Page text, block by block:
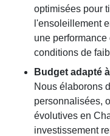
optimisées pour
l'ensoleillement
une
conditions de
Budget adapté
Nous élaborons
personnalisées,
évolutives en
investissement